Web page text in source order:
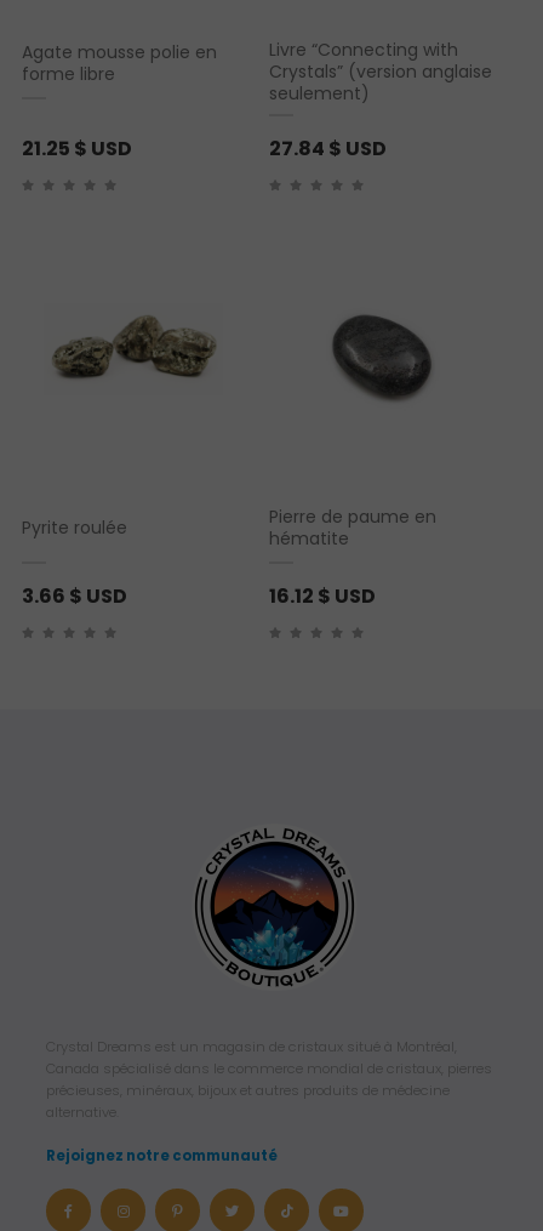
Agate mousse polie en
forme libre
21.25 $ USD
Livre “Connecting with
Crystals” (version anglaise
seulement)
27.84 $ USD
Pyrite roulée
3.66 $ USD
Pierre de paume en
hématite
16.12 $ USD
Crystal Dreams est un magasin de cristaux situé à Montréal,
Canada spécialisé dans le commerce mondial de cristaux, pierres
précieuses, minéraux, bijoux et autres produits de médecine
alternative.
Rejoignez notre communauté